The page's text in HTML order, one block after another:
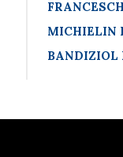
MICHIELIN
BANDIZIOL